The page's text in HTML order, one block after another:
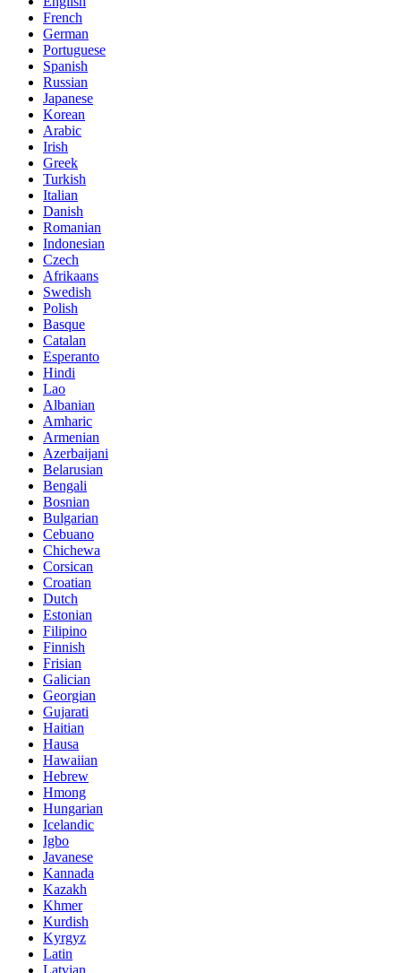
French
German
Portuguese
Spanish
Russian
Japanese
Korean
Arabic
Irish
Greek
Turkish
Italian
Danish
Romanian
Indonesian
Czech
Afrikaans
Swedish
Polish
Basque
Catalan
Esperanto
Hindi
Lao
Albanian
Amharic
Armenian
Azerbaijani
Belarusian
Bengali
Bosnian
Bulgarian
Cebuano
Chichewa
Corsican
Croatian
Dutch
Estonian
Filipino
Finnish
Frisian
Galician
Georgian
Gujarati
Haitian
Hausa
Hawaiian
Hebrew
Hmong
Hungarian
Icelandic
Igbo
Javanese
Kannada
Kazakh
Khmer
Kurdish
Kyrgyz
Latin
Latvian